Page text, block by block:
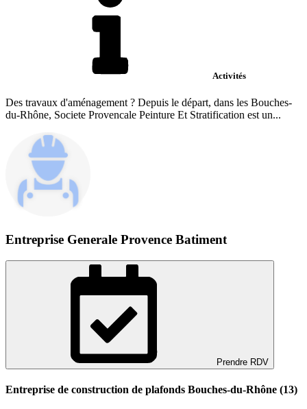
Activités
Des travaux d'aménagement ? Depuis le départ, dans les Bouches-
du-Rhône, Societe Provencale Peinture Et Stratification est un...
Entreprise Generale Provence Batiment
Prendre RDV
Entreprise de construction de plafonds Bouches-du-Rhône (13)